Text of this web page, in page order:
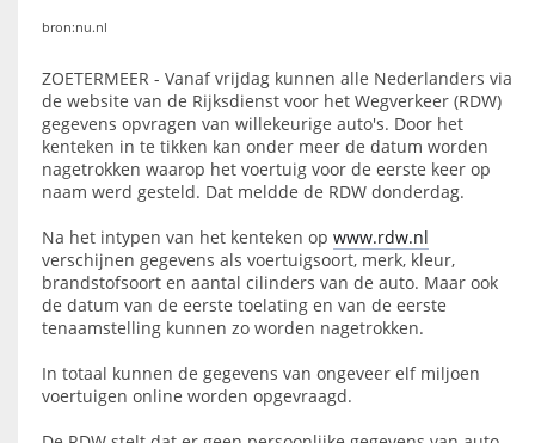
bron:nu.nl
ZOETERMEER - Vanaf vrijdag kunnen alle Nederlanders via
de website van de Rijksdienst voor het Wegverkeer (RDW)
gegevens opvragen van willekeurige auto's. Door het
kenteken in te tikken kan onder meer de datum worden
nagetrokken waarop het voertuig voor de eerste keer op
naam werd gesteld. Dat meldde de RDW donderdag.
Na het intypen van het kenteken op www.rdw.nl
verschijnen gegevens als voertuigsoort, merk, kleur,
brandstofsoort en aantal cilinders van de auto. Maar ook
de datum van de eerste toelating en van de eerste
tenaamstelling kunnen zo worden nagetrokken.
In totaal kunnen de gegevens van ongeveer elf miljoen
voertuigen online worden opgevraagd.